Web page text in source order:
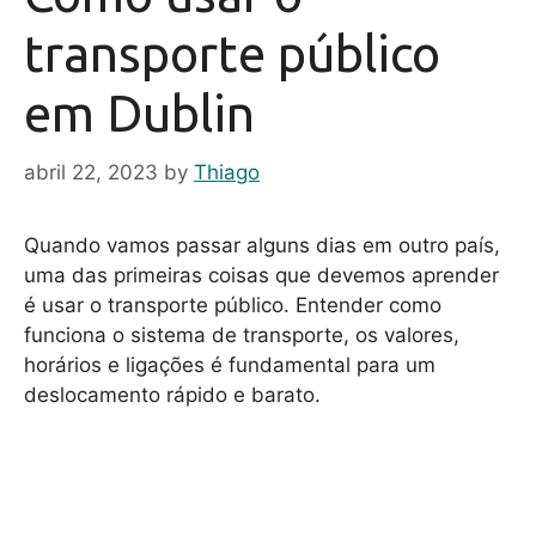
transporte público
em Dublin
abril 22, 2023 by Thiago
Quando vamos passar alguns dias em outro país,
uma das primeiras coisas que devemos aprender
é usar o transporte público. Entender como
funciona o sistema de transporte, os valores,
horários e ligações é fundamental para um
deslocamento rápido e barato.